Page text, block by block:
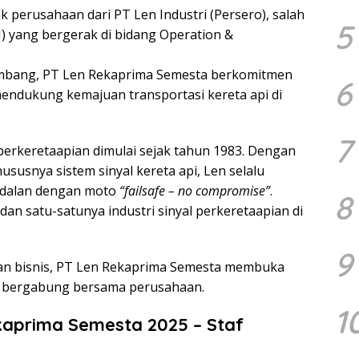
perusahaan dari PT Len Industri (Persero), salah
yang bergerak di bidang Operation &
PT Len Rekaprima Semesta berkomitmen
kemajuan transportasi kereta api di
dimulai sejak tahun 1983. Dengan
sistem sinyal kereta api, Len selalu
dengan moto “failsafe – no compromise”.
satu-satunya industri sinyal perkeretaapian di
PT Len Rekaprima Semesta membuka
bersama perusahaan.
Semesta 2025 – Staf
5
6
7
8
9